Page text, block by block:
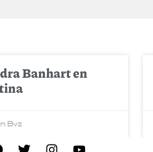
Banhart en
Bvz